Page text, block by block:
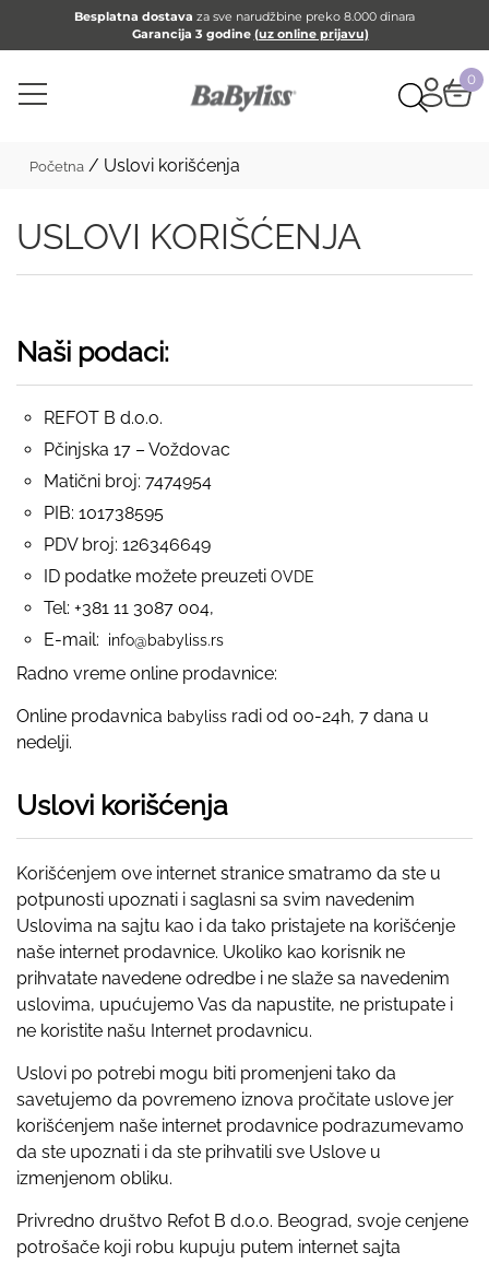
Besplatna dostava za sve narudžbine preko 8.000 dinara
Garancija 3 godine (uz online prijavu)
0
Početna / Uslovi korišćenja
USLOVI KORIŠĆENJA
Naši podaci:
REFOT B d.o.o.
Pčinjska 17 – Voždovac
Matični broj: 7474954
PIB: 101738595
PDV broj: 126346649
ID podatke možete preuzeti OVDE
Tel: +381 11 3087 004,
E-mail:
info@babyliss.rs
Radno vreme online prodavnice:
Online prodavnica babyliss radi od 00-24h, 7 dana u
nedelji.
Uslovi korišćenja
Korišćenjem ove internet stranice smatramo da ste u
potpunosti upoznati i saglasni sa svim navedenim
Uslovima na sajtu kao i da tako pristajete na korišćenje
naše internet prodavnice. Ukoliko kao korisnik ne
prihvatate navedene odredbe i ne slaže sa navedenim
uslovima, upućujemo Vas da napustite, ne pristupate i
ne koristite našu Internet prodavnicu.
Uslovi po potrebi mogu biti promenjeni tako da
savetujemo da povremeno iznova pročitate uslove jer
korišćenjem naše internet prodavnice podrazumevamo
da ste upoznati i da ste prihvatili sve Uslove u
izmenjenom obliku.
Privredno društvo Refot B d.o.o. Beograd, svoje cenjene
potrošače koji robu kupuju putem internet sajta